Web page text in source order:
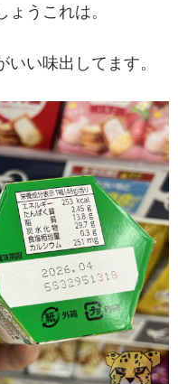
うこれは。
い味出してます。